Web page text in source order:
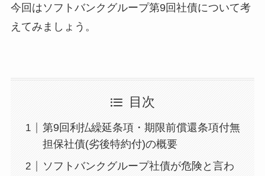
今回はソフトバンクグループ第9回社債について考
えてみましょう。
目次
第9回利払繰延条項・期限前償還条項付無
担保社債(劣後特約付)の概要
ソフトバンクグループ社債が危険と言わ